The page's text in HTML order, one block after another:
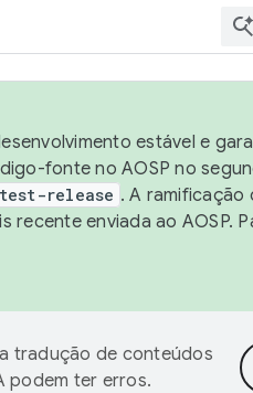
estável e
fonte no AOSP no
release . A ramificação
recente enviada ao AOSP.
tradução de conteúdos
podem ter erros.